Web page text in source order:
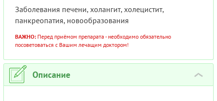
Заболевания печени, холангит, холецистит,
панкреопатия, новообразования
ВАЖНО: Перед приёмом препарата - необходимо обязательно
посоветоваться с Вашим лечащим доктором!
Описание ›